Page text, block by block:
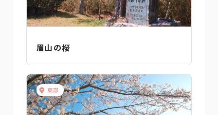
眉山の桜
東部